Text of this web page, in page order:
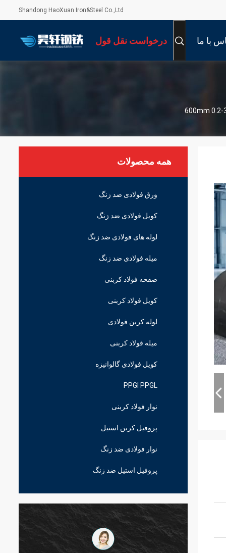
Shandong HaoXuan Iron&Steel Co.,Ltd
با ما درخواست نقل قول
همه محصولات
ورق فولادی ضد زنگ
کویل فولادی ضد زنگ
لوله های فولادی ضد زنگ
میله فولادی ضد زنگ
صفحه فولاد کربنی
کویل فولاد کربنی
لوله کربن فولادی
میله فولاد کربنی
کویل فولادی گالوانیزه
PPGI PPGL
نوار فولاد کربنی
پروفیل کربن استیل
نوار فولادی ضد زنگ
پروفیل استیل ضد زنگ